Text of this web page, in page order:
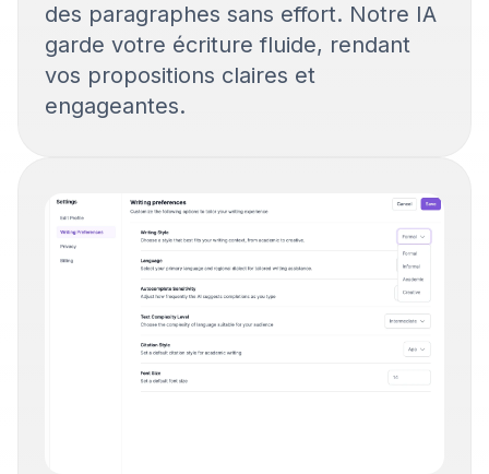
des paragraphes sans effort. Notre IA
garde votre écriture fluide, rendant
vos propositions claires et
engageantes.